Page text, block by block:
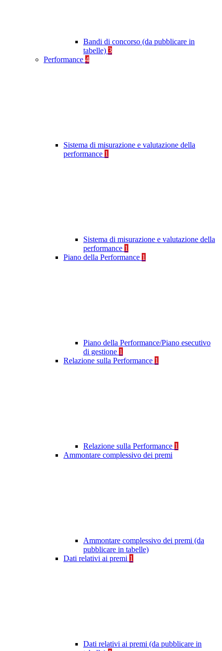
Bandi di concorso (da pubblicare in
tabelle) 3
Performance 4
Sistema di misurazione e valutazione della
performance 1
Sistema di misurazione e valutazione della
performance 1
Piano della Performance 1
Piano della Performance/Piano esecutivo
di gestione 1
Relazione sulla Performance 1
Relazione sulla Performance 1
Ammontare complessivo dei premi
Ammontare complessivo dei premi (da
pubblicare in tabelle)
Dati relativi ai premi 1
Dati relativi ai premi (da pubblicare in